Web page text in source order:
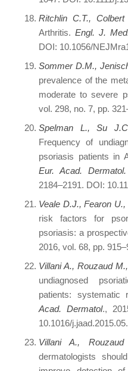
Ritchlin C.T.,
Arthritis.Engl. J.
DOI: 10.1056/
Sommer D.M.,
prevalence of the
moderate to severe
vol. 298, no. 7, pp.
Spelman L., Su
Frequency of
psoriasis patients in
Eur. Acad.
2184–2191. DOI:
Veale D.J., Fearon
risk factors for
psoriasis: a
2016, vol. 68, pp.
Villani A., Rouzaud
undiagnosed
patients: systematic
Acad.Dermatol.,
10.1016/
Villani A.,
dermatologists